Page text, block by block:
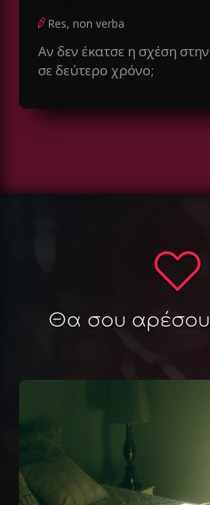
Res, non verba
Αν δεν έκατσε η σχέση
σε δεύτερο χρόνο;
Θα σου